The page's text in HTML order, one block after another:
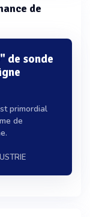
de
de sonde
primordial
de